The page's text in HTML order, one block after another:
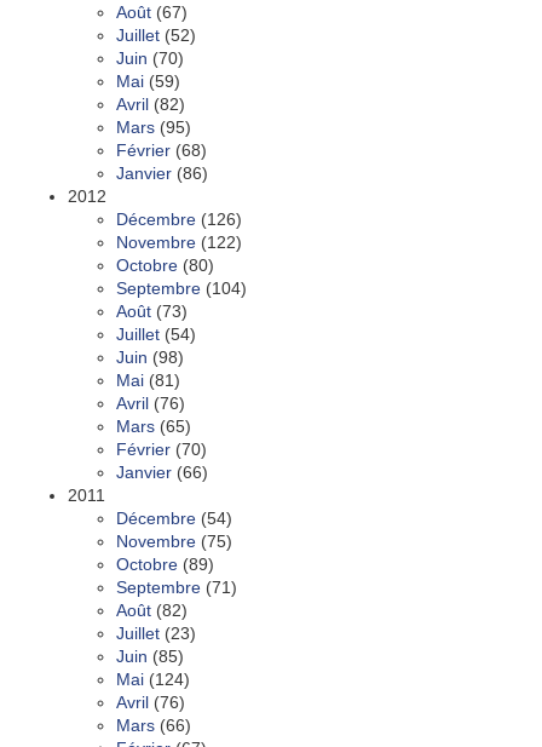
Août (67)
Juillet (52)
Juin (70)
Mai (59)
Avril (82)
Mars (95)
Février (68)
Janvier (86)
2012
Décembre (126)
Novembre (122)
Octobre (80)
Septembre (104)
Août (73)
Juillet (54)
Juin (98)
Mai (81)
Avril (76)
Mars (65)
Février (70)
Janvier (66)
2011
Décembre (54)
Novembre (75)
Octobre (89)
Septembre (71)
Août (82)
Juillet (23)
Juin (85)
Mai (124)
Avril (76)
Mars (66)